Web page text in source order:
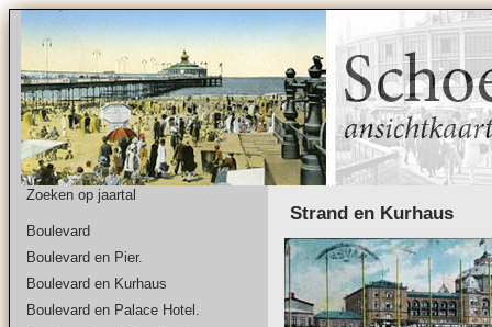
Zoeken op jaartal
Boulevard
Boulevard en Pier.
Boulevard en Kurhaus
Boulevard en Palace Hotel.
Strand en Kurhaus